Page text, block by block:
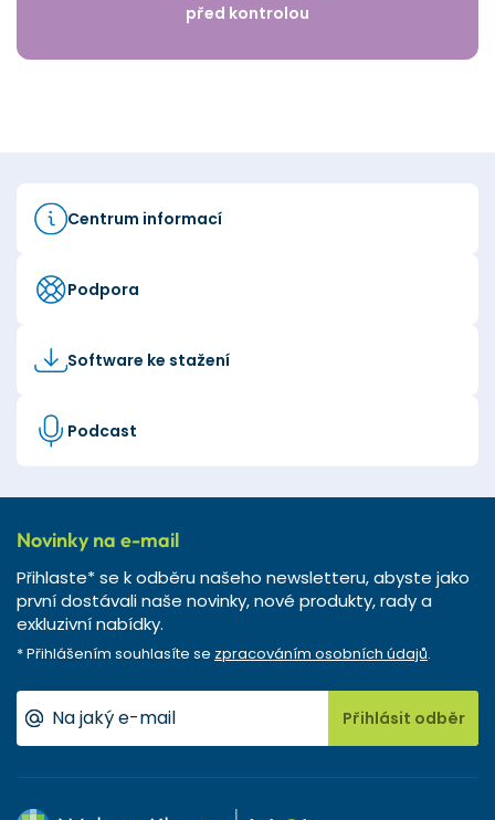
před kontrolou
Centrum informací
Podpora
Software ke stažení
Podcast
Novinky na e-mail
Přihlaste* se k odběru našeho newsletteru, abyste jako
první dostávali naše novinky, nové produkty, rady a
exkluzivní nabídky.
* Přihlášením souhlasíte se zpracováním osobních údajů.
Přihlásit odběr